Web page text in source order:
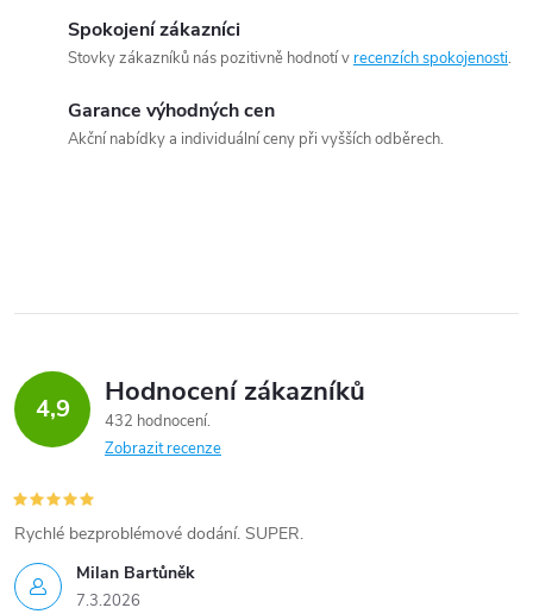
Spokojení zákazníci
Stovky zákazníků nás pozitivně hodnotí v recenzích spokojenosti.
Garance výhodných cen
Akční nabídky a individuální ceny při vyšších odběrech.
4,9 Hodnocení zákazníků
432 hodnocení
Zobrazit recenze
Milan Bartůněk
7.3.2026
Rychlé bezproblémové dodání. SUPER.